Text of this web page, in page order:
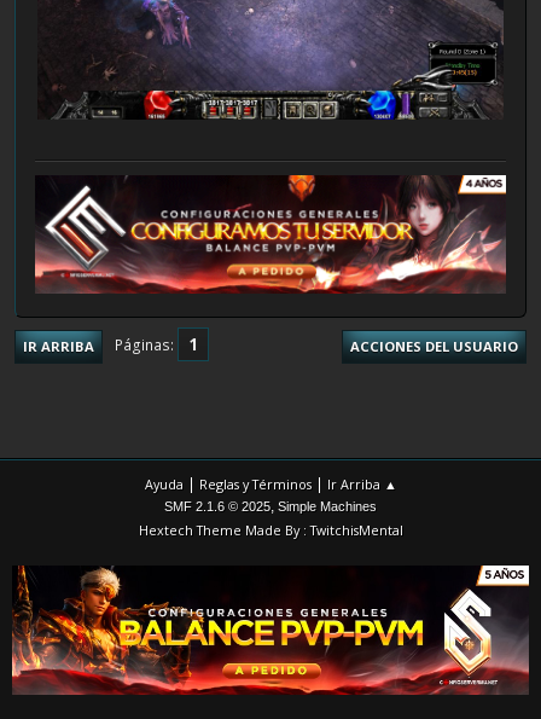
IR ARRIBA Páginas 1 ACCIONES DEL USUARIO
Ayuda | Reglas y Términos| Ir Arriba ▲
SMF 2.1.6 © 2025, Simple Machines
Hextech Theme Made By : TwitchisMental